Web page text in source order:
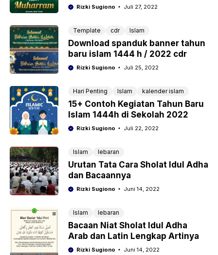
Rizki Sugiono Juli 27, 2022
Template cdr Islam
Download spanduk banner tahun
baru islam 1444 h / 2022 cdr
Rizki Sugiono Juli 25, 2022
Hari Penting Islam kalender islam
15+ Contoh Kegiatan Tahun Baru
Islam 1444h di Sekolah 2022
Rizki Sugiono Juli 22, 2022
Islam lebaran
Urutan Tata Cara Sholat Idul Adha
dan Bacaannya
Rizki Sugiono Juni 14, 2022
Islam lebaran
Bacaan Niat Sholat Idul Adha
Arab dan Latin Lengkap Artinya
Rizki Sugiono Juni 14, 2022